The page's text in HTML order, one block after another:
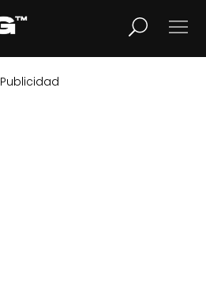
LIFESTYLE
Publicidad